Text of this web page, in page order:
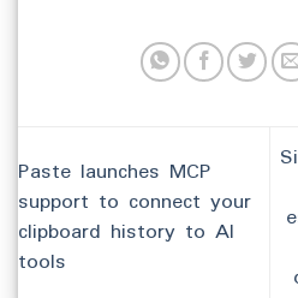
Paste launches MCP
support to connect your
clipboard history to AI
tools